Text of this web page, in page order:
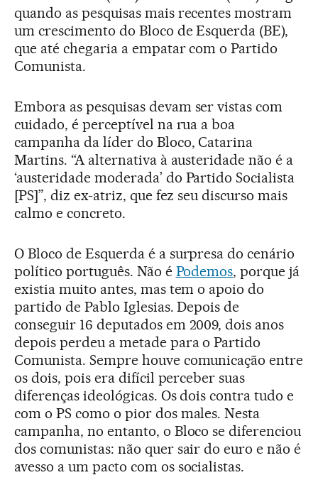
quando as pesquisas mais recentes mostram
um crescimento do Bloco de Esquerda (BE),
que até chegaria a empatar com o Partido
Comunista.
Embora as pesquisas devam ser vistas com
cuidado, é perceptível na rua a boa
campanha da líder do Bloco, Catarina
Martins. “A alternativa à austeridade não é a
‘austeridade moderada’ do Partido Socialista
[PS]”, diz ex-atriz, que fez seu discurso mais
calmo e concreto.
O Bloco de Esquerda é a surpresa do cenário
político português. Não é Podemos, porque já
existia muito antes, mas tem o apoio do
partido de Pablo Iglesias. Depois de
conseguir 16 deputados em 2009, dois anos
depois perdeu a metade para o Partido
Comunista. Sempre houve comunicação entre
os dois, pois era difícil perceber suas
diferenças ideológicas. Os dois contra tudo e
com o PS como o pior dos males. Nesta
campanha, no entanto, o Bloco se diferenciou
dos comunistas: não quer sair do euro e não é
avesso a um pacto com os socialistas.